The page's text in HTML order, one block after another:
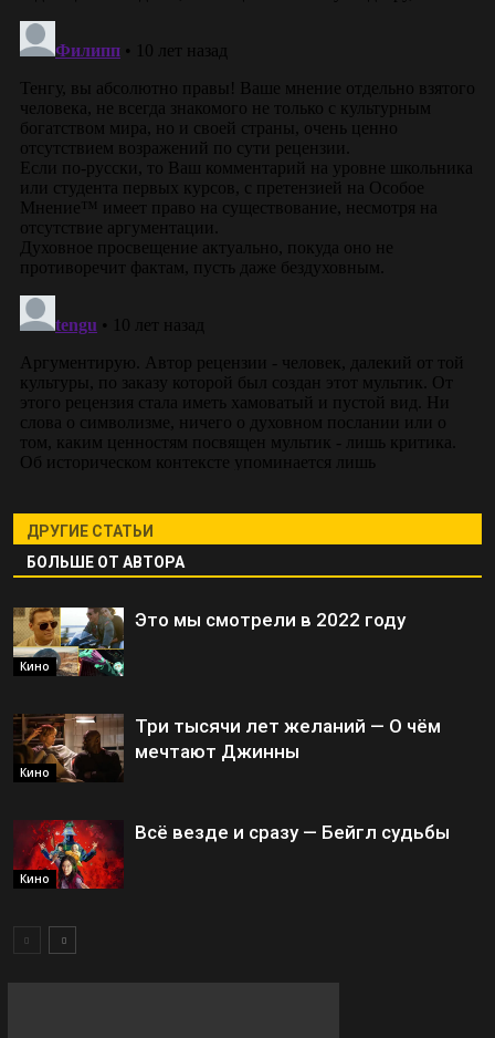
ДРУГИЕ СТАТЬИ
БОЛЬШЕ ОТ АВТОРА
Кино
Это мы смотрели в 2022 году
Кино
Три тысячи лет желаний — О чём
мечтают Джинны
Кино
Всё везде и сразу — Бейгл судьбы